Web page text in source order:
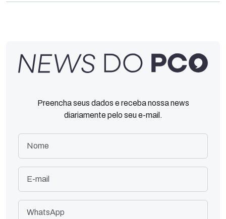
Preencha seus dados e receba nossa news
diariamente pelo seu e-mail.